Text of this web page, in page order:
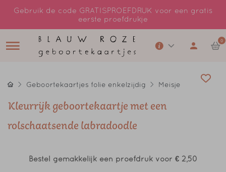
Gebruik de code GRATISPROEFDRUK voor een gratis
eerste proefdrukje
0
Geboortekaartjes folie enkelzijdig Meisje
Kleurrijk geboortekaartje met een
rolschaatsende labradoodle
Bestel gemakkelijk een proefdruk voor € 2,50